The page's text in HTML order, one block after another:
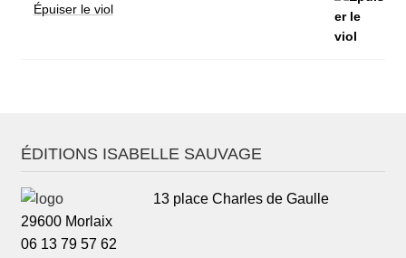
Épuiser le viol
ÉDITIONS ISABELLE SAUVAGE
13 place Charles de Gaulle
29600 Morlaix
06 13 79 57 62